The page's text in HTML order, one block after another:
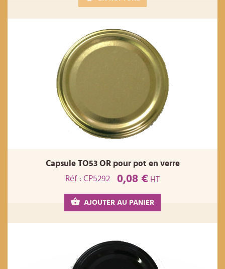
Capsule TO53 OR pour pot en verre
Réf : CP5292
0,08 € HT
AJOUTER AU PANIER